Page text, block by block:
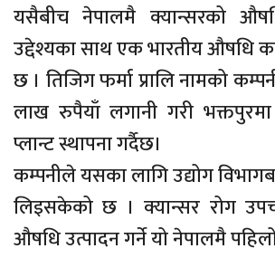
यसैबीच नेपालमै क्यान्सरको
उद्देश्यका साथ एक भारतीय औषधि
छ । तिजिग फर्मा प्रालि नामको
लाख रुपैयाँ लगानी गरी
प्लान्ट स्थापना गर्दैछ।
कम्पनीले यसका लागि उद्योग
लिइसकेको छ । क्यान्सर रोग
औषधि उत्पादन गर्ने यो नेपालमै